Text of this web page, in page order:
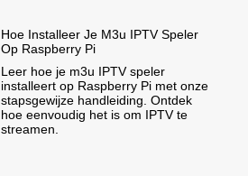
Hoe Installeer Je M3u IPTV Speler
Op Raspberry Pi
Leer hoe je m3u IPTV speler
installeert op Raspberry Pi met onze
stapsgewijze handleiding. Ontdek
hoe eenvoudig het is om IPTV te
streamen.